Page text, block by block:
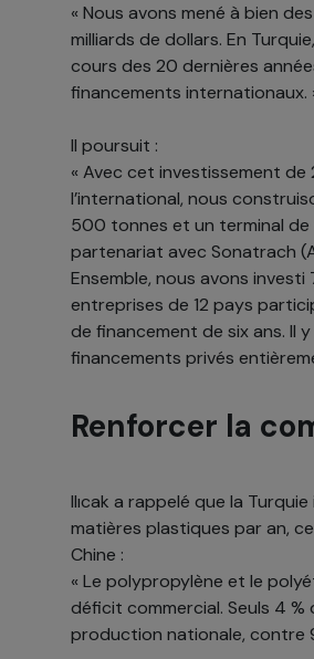
« Nous avons mené à bien
milliards de dollars. En
cours des 20 dernières
financements internationaux.
Il poursuit :
« Avec cet investissement de
l’international, nous
500 tonnes et un terminal de
partenariat avec Sonatrach
Ensemble, nous avons
entreprises de 12 pays
de financement de six ans. Il
financements privés
Renforcer la
Ilıcak a rappelé que la
matières plastiques par an,
Chine :
« Le polypropylène et le
déficit commercial. Seuls 4
production nationale, contre